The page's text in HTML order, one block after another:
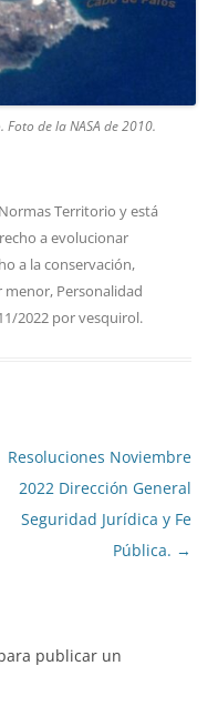
de la NASA de 2010.
Normas Territorio y está
a evolucionar
a la conservación,
menor, Personalidad
2022 porvesquirol.
Resoluciones Noviembre
2022 Dirección General
Seguridad Jurídica y Fe
Pública. →
publicar un